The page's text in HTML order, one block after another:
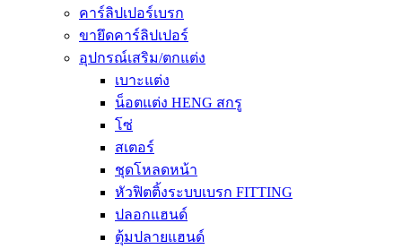
คาร์ลิปเปอร์เบรก
ขายึดคาร์ลิปเปอร์
อุปกรณ์เสริม/ตกแต่ง
เบาะแต่ง
น็อตแต่ง HENG สกรู
โซ่
สเตอร์
ชุดโหลดหน้า
หัวฟิตติ้งระบบเบรก FITTING
ปลอกแฮนด์
ตุ้มปลายแฮนด์